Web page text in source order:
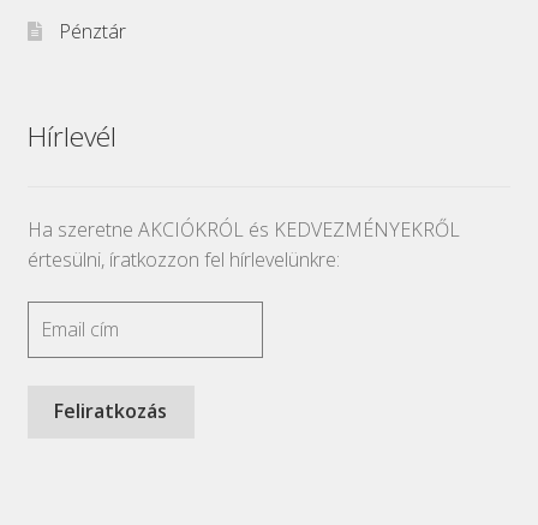
Pénztár
Hírlevél
Ha szeretne AKCIÓKRÓL és KEDVEZMÉNYEKRŐL
értesülni, íratkozzon fel hírlevelünkre: